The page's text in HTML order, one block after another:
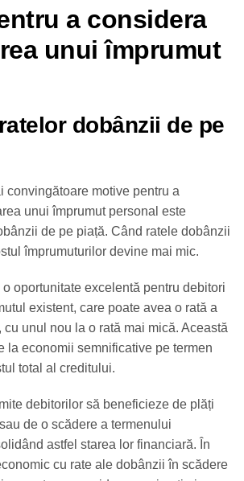
a considera
unui împrumut
dobânzii de pe
convingătoare motive pentru a
unui împrumut personal este
de pe piață. Când ratele dobânzii
împrumuturilor devine mai mic.
oportunitate excelentă pentru debitori
existent, care poate avea o rată a
unul nou la o rată mai mică. Această
la economii semnificative pe termen
total al creditului.
debitorilor să beneficieze de plăți
de o scădere a termenului
astfel starea lor financiară. În
cu rate ale dobânzii în scădere